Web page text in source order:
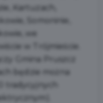
Kartuzach,
Somoninie,
we
w Trójmieście.
Gmina Pruszcz
będzie można
tradycyjnych